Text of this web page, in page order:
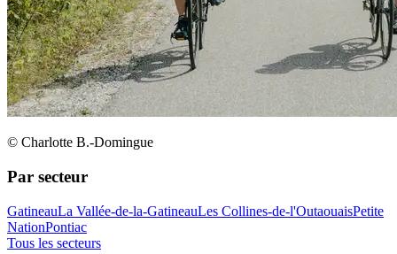
© Charlotte B.-Domingue
Par secteur
GatineauLa Vallée-de-la-GatineauLes Collines-de-l'OutaouaisPetite
NationPontiac
Tous les secteurs